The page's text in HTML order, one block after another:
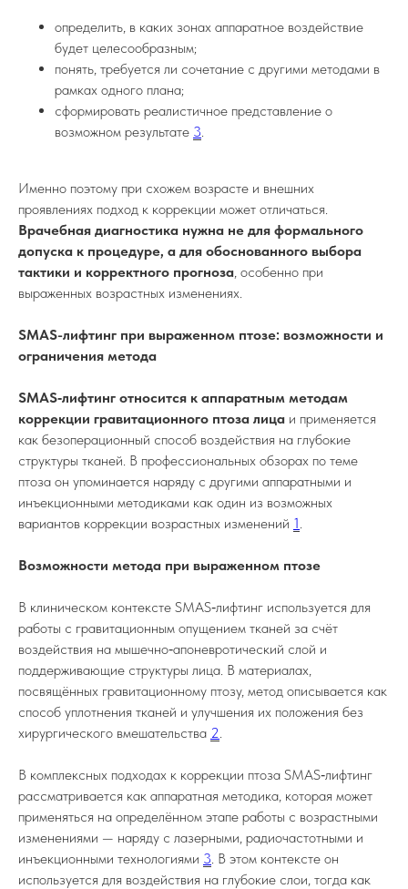
определить, в каких зонах аппаратное воздействие
будет целесообразным;
понять, требуется ли сочетание с другими методами в
рамках одного плана;
сформировать реалистичное представление о
возможном результате 3.
Именно поэтому при схожем возрасте и внешних
проявлениях подход к коррекции может отличаться.
Врачебная диагностика нужна не для формального
допуска к процедуре, а для обоснованного выбора
тактики и корректного прогноза, особенно при
выраженных возрастных изменениях.
SMAS-лифтинг при выраженном птозе: возможности и
ограничения метода
SMAS‑лифтинг относится к аппаратным методам
коррекции гравитационного птоза лица и применяется
как безоперационный способ воздействия на глубокие
структуры тканей. В профессиональных обзорах по теме
птоза он упоминается наряду с другими аппаратными и
инъекционными методиками как один из возможных
вариантов коррекции возрастных изменений 1.
Возможности метода при выраженном птозе
В клиническом контексте SMAS‑лифтинг используется для
работы с гравитационным опущением тканей за счёт
воздействия на мышечно‑апоневротический слой и
поддерживающие структуры лица. В материалах,
посвящённых гравитационному птозу, метод описывается как
способ уплотнения тканей и улучшения их положения без
хирургического вмешательства 2.
В комплексных подходах к коррекции птоза SMAS‑лифтинг
рассматривается как аппаратная методика, которая может
применяться на определённом этапе работы с возрастными
изменениями — наряду с лазерными, радиочастотными и
инъекционными технологиями 3. В этом контексте он
используется для воздействия на глубокие слои, тогда как